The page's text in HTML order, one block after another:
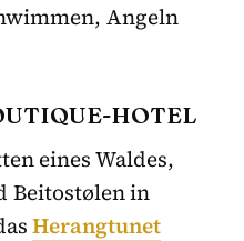
Angeln
HOTEL
eines Waldes,
Beitostølen in
Herangtunet